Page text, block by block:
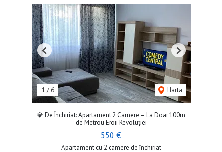
1 / 6 Harta
Previous Next
💎 De Închiriat: Apartament 2 Camere – La Doar 100m
de Metrou Eroii Revoluției
550 €
Apartament cu 2 camere de închiriat